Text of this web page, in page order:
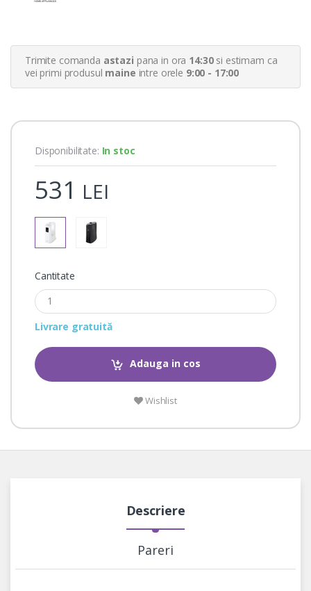
r
i
Trimite comanda astazi pana in ora 14:30si estimam ca
vei primi produsul maine intre orele 9:00 - 17:00
Disponibilitate: In stoc
531 LEI
Cantitate
Livrare gratuită
Adauga in cos
Wishlist
Descriere
Pareri